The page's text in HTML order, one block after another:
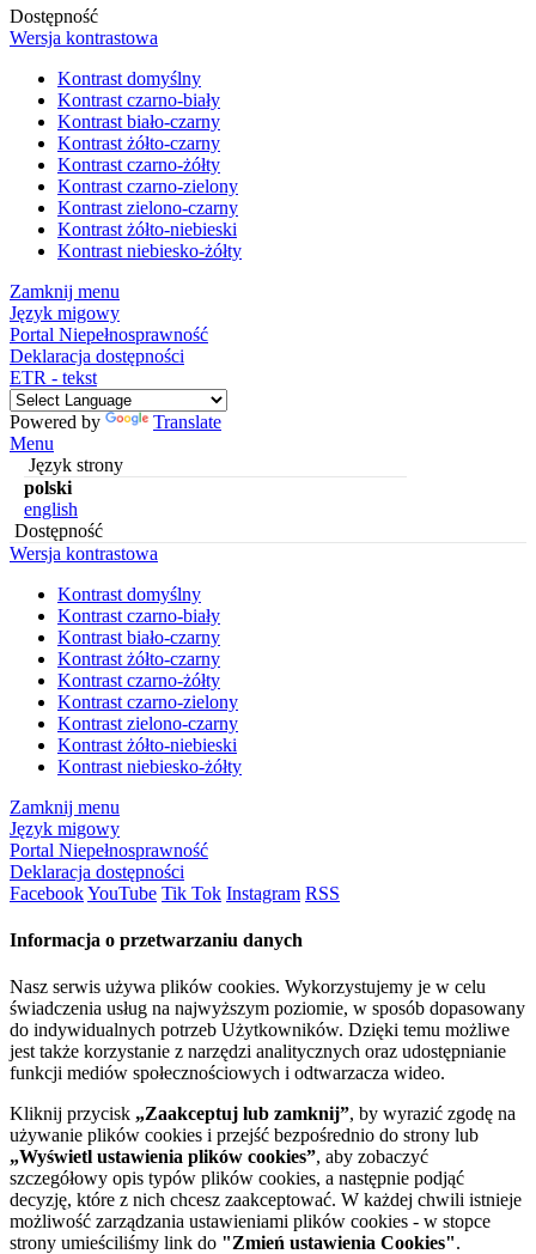
Dostępność
Wersja kontrastowa
Kontrast domyślny
Kontrast czarno-biały
Kontrast biało-czarny
Kontrast żółto-czarny
Kontrast czarno-żółty
Kontrast czarno-zielony
Kontrast zielono-czarny
Kontrast żółto-niebieski
Kontrast niebiesko-żółty
Zamknij menu
Język migowy
Portal Niepełnosprawność
Deklaracja dostępności
ETR - tekst
Powered by
Translate
Menu
Język strony
polski
english
Dostępność
Wersja kontrastowa
Kontrast domyślny
Kontrast czarno-biały
Kontrast biało-czarny
Kontrast żółto-czarny
Kontrast czarno-żółty
Kontrast czarno-zielony
Kontrast zielono-czarny
Kontrast żółto-niebieski
Kontrast niebiesko-żółty
Zamknij menu
Język migowy
Portal Niepełnosprawność
Deklaracja dostępności
FacebookYouTube Tik Tok Instagram RSS
Informacja o przetwarzaniu danych
Nasz serwis używa plików cookies. Wykorzystujemy je w celu
świadczenia usług na najwyższym poziomie, w sposób dopasowany
do indywidualnych potrzeb Użytkowników. Dzięki temu możliwe
jest także korzystanie z narzędzi analitycznych oraz udostępnianie
funkcji mediów społecznościowych i odtwarzacza wideo.
Kliknij przycisk „Zaakceptuj lub zamknij”, by wyrazić zgodę na
używanie plików cookies i przejść bezpośrednio do strony lub
„Wyświetl ustawienia plików cookies”, aby zobaczyć
szczegółowy opis typów plików cookies, a następnie podjąć
decyzję, które z nich chcesz zaakceptować. W każdej chwili istnieje
możliwość zarządzania ustawieniami plików cookies - w stopce
strony umieściliśmy link do "Zmień ustawienia Cookies".